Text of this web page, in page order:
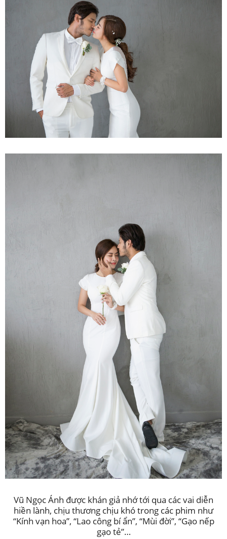
Vũ Ngọc Ánh được khán giả nhớ tới qua các vai diễn
hiền lành, chịu thương chịu khó trong các phim như
“Kính vạn hoa”, “Lao công bí ẩn”, “Mùi đời”, “Gạo nếp
gạo tẻ”…